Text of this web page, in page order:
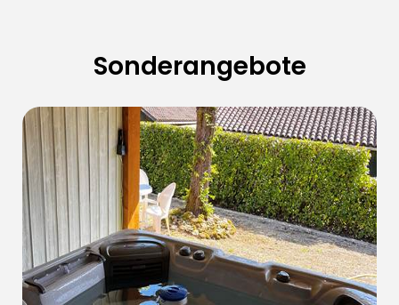
Sonderangebote